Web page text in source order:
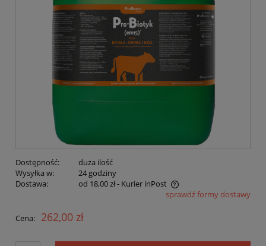
Dostępność:
duża ilość
Wysyłka w:
24 godziny
Dostawa:
od 18,00 zł- Kurier inPost
Cena nie zawiera ewentualnych kosztów płatnościsprawdź formy dostawy
Cena: 262,00 zł